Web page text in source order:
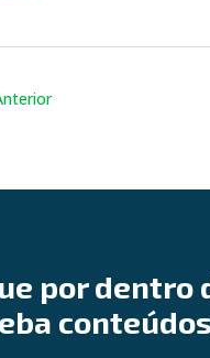
por dentro